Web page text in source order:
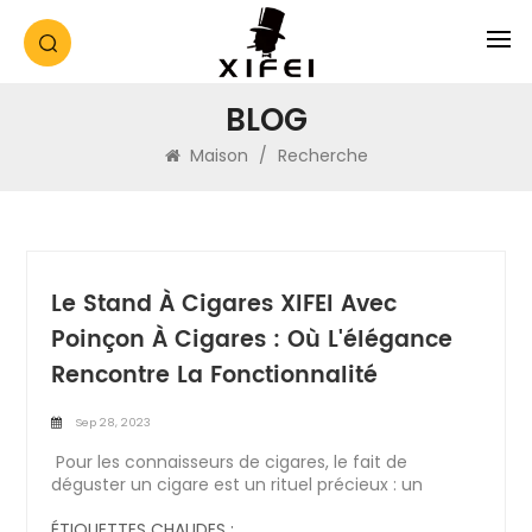
BLOG
Maison / Recherche
Le Stand À Cigares XIFEI Avec
Poinçon À Cigares : Où L'élégance
Rencontre La Fonctionnalité
Sep 28, 2023
Pour les connaisseurs de cigares, le fait de
déguster un cigare est un rituel précieux : un